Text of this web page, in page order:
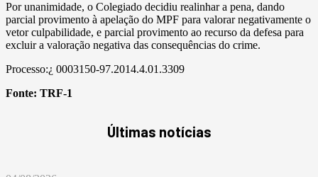
Por unanimidade, o Colegiado decidiu realinhar a pena, dando
parcial provimento à apelação do MPF para valorar negativamente o
vetor culpabilidade, e parcial provimento ao recurso da defesa para
excluir a valoração negativa das consequências do crime.
Processo:¿ 0003150-97.2014.4.01.3309
Fonte: TRF-1
Últimas notícias